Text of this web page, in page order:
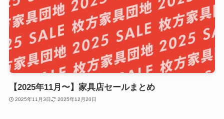
【2025年11月〜】家具店セールまとめ
2025年11月3日 2025年12月20日